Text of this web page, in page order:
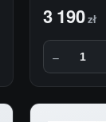
3 190zł
−